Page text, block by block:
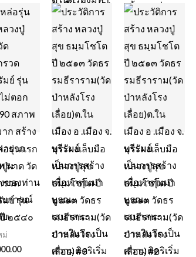
อรุ่นแรก
ผาด วัด
รวด
มย์ รุ่น
ปี ๒๕๔๐
ม่
พระผงเล็บมือ
หลวงปู่สุข
ธมฺมโชโต ปี
๒๕๑๓ วัดธร
รมธีราราม(วัด
ป่าหลังโรง
เลื่อย) #3
พระผงเล็บมือ
หลวงปู่สุข
ธมฺมโชโต ปี
๒๕๑๓ วัดธร
รมธีราราม(วัด
ป่าหลังโรง
เลื่อย) #2